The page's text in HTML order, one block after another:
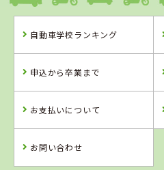
詳 細
ングスクール
予 約
自動車学校ランキング
申込から卒業まで
お支払いについて
お問い合わせ